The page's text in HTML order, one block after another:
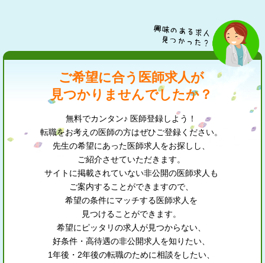
ご希望に合う医師求人が
見つかりませんでしたか？
無料でカンタン♪ 医師登録しよう！
転職をお考えの医師の方はぜひご登録ください。
先生の希望にあった医師求人をお探しし、
ご紹介させていただきます。
サイトに掲載されていない非公開の医師求人も
ご案内することができますので、
希望の条件にマッチする医師求人を
見つけることができます。
希望にピッタリの求人が見つからない、
好条件・高待遇の非公開求人を知りたい、
1年後・2年後の転職のために相談をしたい、